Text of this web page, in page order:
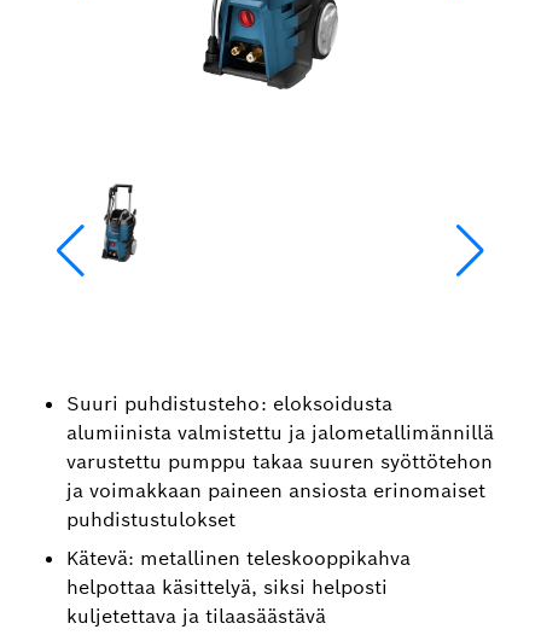
Suuri puhdistusteho: eloksoidusta
alumiinista valmistettu ja jalometallimännillä
varustettu pumppu takaa suuren syöttötehon
ja voimakkaan paineen ansiosta erinomaiset
puhdistustulokset
Kätevä: metallinen teleskooppikahva
helpottaa käsittelyä, siksi helposti
kuljetettava ja tilaasäästävä